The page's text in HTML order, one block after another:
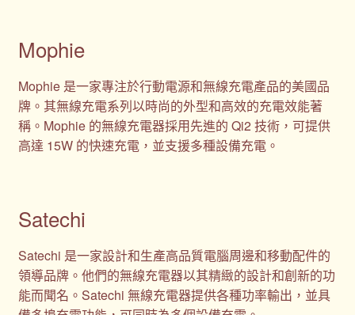
Mophie
Mophie 是一家專注於行動電源和無線充電產品的美國品
牌。其無線充電系列以時尚的外型和高效的充電效能著
稱。Mophie 的無線充電器採用先進的 Qi2 技術，可提供
高達 15W 的快速充電，並支援多種設備充電。
Satechi
Satechi 是一家設計和生產高品質電腦周邊和移動配件的
領導品牌。他們的無線充電器以其精緻的設計和創新的功
能而聞名。Satechi 無線充電器提供各種功率輸出，並具